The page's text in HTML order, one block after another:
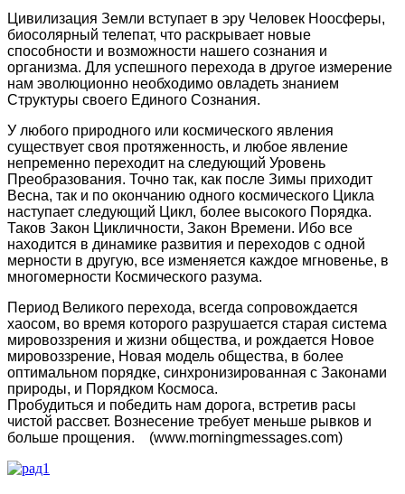
Цивилизация Земли вступает в эру Человек Ноосферы,
биосолярный телепат, что раскрывает новые
способности и возможности нашего сознания и
организма. Для успешного перехода в другое измерение
нам эволюционно необходимо овладеть знанием
Структуры своего Единого Сознания.
У любого природного или космического явления
существует своя протяженность, и любое явление
непременно переходит на следующий Уровень
Преобразования. Точно так, как после Зимы приходит
Весна, так и по окончанию одного космического Цикла
наступает следующий Цикл, более высокого Порядка.
Таков Закон Цикличности, Закон Времени. Ибо все
находится в динамике развития и переходов с одной
мерности в другую, все изменяется каждое мгновенье, в
многомерности Космического разума.
Период Великого перехода, всегда сопровождается
хаосом, во время которого разрушается старая система
мировоззрения и жизни общества, и рождается Новое
мировоззрение, Новая модель общества, в более
оптимальном порядке, синхронизированная с Законами
природы, и Порядком Космоса.
Пробудиться и победить нам дорога, встретив расы
чистой рассвет. Вознесение требует меньше рывков и
больше прощения. (www.morningmessages.com)